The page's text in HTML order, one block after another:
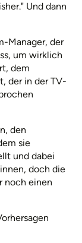
Und dann
Manager, der
um wirklich
dem
der in der TV-
den
sie
und dabei
doch die
noch einen